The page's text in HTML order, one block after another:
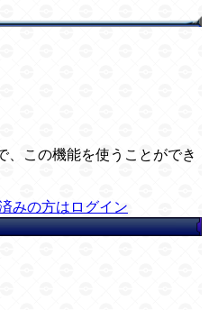
、この機能を使うことができ
みの方はログイン